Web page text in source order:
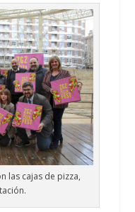
las cajas de pizza,